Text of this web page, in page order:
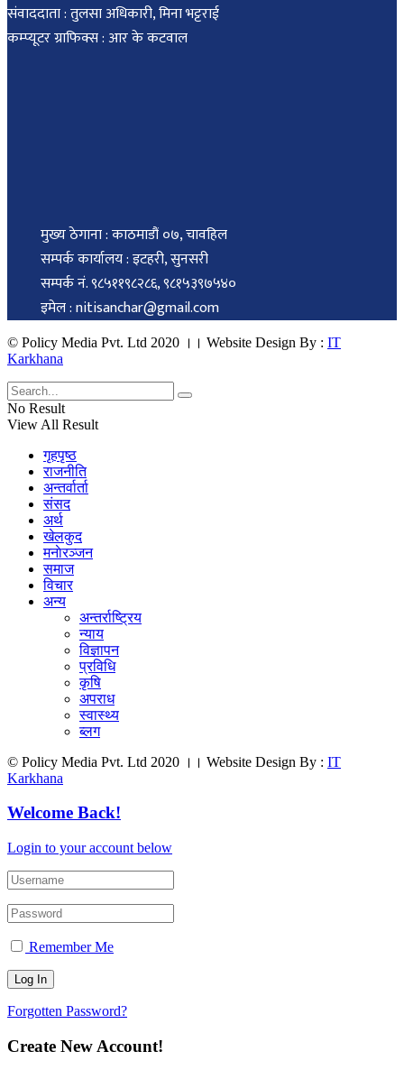
संवाददाता : तुलसा अधिकारी, मिना भट्टराई
कम्प्यूटर ग्राफिक्स : आर के कटवाल
मुख्य ठेगाना : काठमाडौं ०७, चावहिल
सम्पर्क कार्यालय : इटहरी, सुनसरी
सम्पर्क नं. ९८५११९८२८६, ९८१५३९७५४०
इमेल : nitisanchar@gmail.com
© Policy Media Pvt. Ltd 2020 ।। Website Design By : IT
Karkhana
No Result
View All Result
गृहपृष्ठ
राजनीति
अन्तर्वार्ता
संसद
अर्थ
खेलकुद
मनाेरञ्जन
समाज
विचार
अन्य
अन्तर्राष्ट्रिय
न्याय
विज्ञापन
प्रविधि
कृषि
अपराध
स्वास्थ्य
ब्लग
© Policy Media Pvt. Ltd 2020 ।। Website Design By : IT
Karkhana
Welcome Back!
Login to your account below
Remember Me
Forgotten Password?
Create New Account!